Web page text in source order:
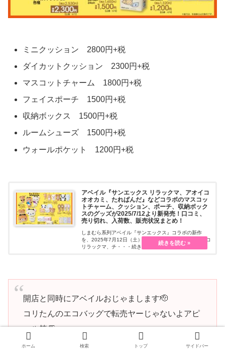
ミニクッション 2800円+税
ダイカットクッション 2300円+税
マスコットチャーム 1800円+税
フェイスポーチ 1500円+税
収納ボックス 1500円+税
ルームシューズ 1500円+税
ウォールポケット 1200円+税
アベイル『サンエックス リラックマ、アオイコ
オオカミ、たれぱんだ』などコラボのマスコッ
トチャーム、クッション、ポーチ、収納ボック
スのグッズが2025/7/12より新発売！口コミ、
売り切れ、入荷数、販売状況まとめ！
しまむら系列アベイル『サンエックス』コラボの新作
を、2025年7月12日（土）~販売します。リラックマ、コ
リラックマ、チ・・・続きを読む
開店と同時にアベイルおじゃまします🫡
コリたんのエコバッグで転売ヤーじゃないよアピ
ール笑👏
最近作ったトレカケースもつけてくんだもんね😤
ホーム 検索 トップ サイドバー